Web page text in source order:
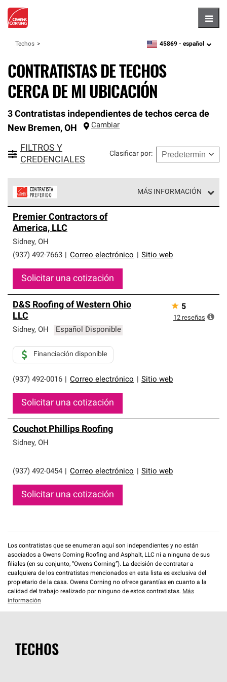
Techos zipcode,language
45869 - español
CONTRATISTAS DE TECHOS
CERCA DE MI UBICACIÓN
3 Contratistas independientes de techos cerca de
New Bremen, OH Cambiar
FILTROS Y
CREDENCIALES
Clasificar por:
MÁS INFORMACIÓN
parte de una red exclusiva de profesionales de techos
que cumplen con altos estándares y requisitos estrictos
de profesionalismo y confiabilidad.
Premier Contractors of
America, LLC
Sidney, OH
(937) 492-7663
Correo electrónico Sitio web
Solicitar una cotización
D&S Roofing of Western Ohio
LLC
Sidney, OH Español Disponible
(937) 492-0016 Correo electrónico Sitio web
Financiación disponible
Solicitar una cotización
★ 5
12 reseñas
Couchot Phillips Roofing
Sidney, OH
(937) 492-0454 Correo electrónico Sitio web
Solicitar una cotización
Los contratistas que se enumeran aquí son independientes y no están
asociados a Owens Corning Roofing and Asphalt, LLC ni a ninguna de sus
filiales (en su conjunto, “Owens Corning”). La decisión de contratar a
cualquiera de los contratistas mencionados en esta lista es exclusiva del
propietario de la casa. Owens Corning no ofrece garantías en cuanto a la
calidad del trabajo realizado por ninguno de estos contratistas. Más
información
TECHOS